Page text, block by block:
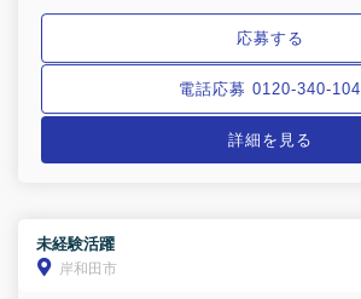
応募する
電話応募 0120-340-104
詳細を見る
未経験活躍
岸和田市